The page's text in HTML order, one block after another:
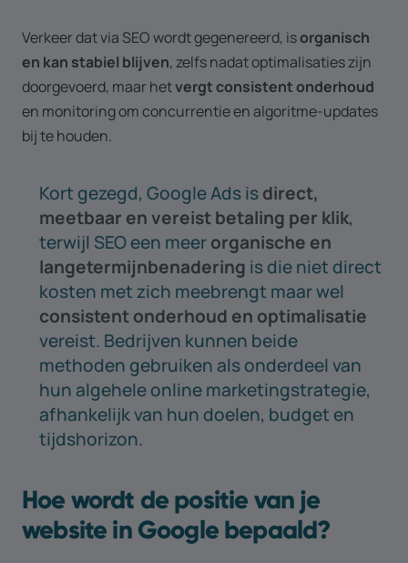
Verkeer dat via SEO wordt gegenereerd, isorganisch
en kan stabiel blijven, zelfs nadat optimalisaties zijn
doorgevoerd, maar hetvergt consistent onderhoud
en monitoring om concurrentie en algoritme-updates
bij te houden.
Kort gezegd, Google Ads isdirect,
meetbaar en vereist betaling per klik,
terwijl SEO een meerorganische en
langetermijnbenadering is die niet direct
kosten met zich meebrengt maar wel
consistent onderhoud en optimalisatie
vereist. Bedrijven kunnen beide
methoden gebruiken als onderdeel van
hun algehele online marketingstrategie,
afhankelijk van hun doelen, budget en
tijdshorizon.
Hoe wordt de positie van je
website in Google bepaald?